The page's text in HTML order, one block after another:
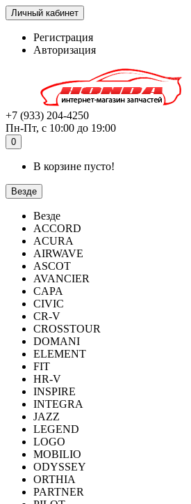
Личный кабинет
Регистрация
Авторизация
+7 (933) 204-4250
Пн-Пт, с 10:00 до 19:00
0
В корзине пусто!
Везде
Везде
ACCORD
ACURA
AIRWAVE
ASCOT
AVANCIER
CAPA
CIVIC
CR-V
CROSSTOUR
DOMANI
ELEMENT
FIT
HR-V
INSPIRE
INTEGRA
JAZZ
LEGEND
LOGO
MOBILIO
ODYSSEY
ORTHIA
PARTNER